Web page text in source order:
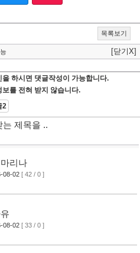
목록보기
[닫기X]
을 하시면 댓글작성이 가능합니다.
를 전혀 받지 않습니다.
2
제목을 ..
리나
08-02 [ 42 / 0 ]
08-02 [ 33 / 0 ]